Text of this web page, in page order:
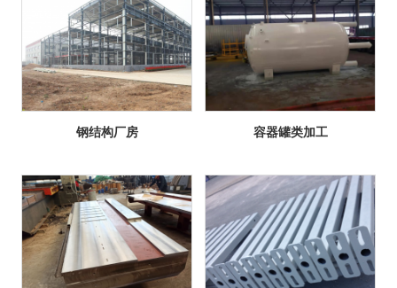
钢结构厂房 容器罐类加工